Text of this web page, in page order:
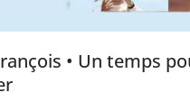
• Un temps